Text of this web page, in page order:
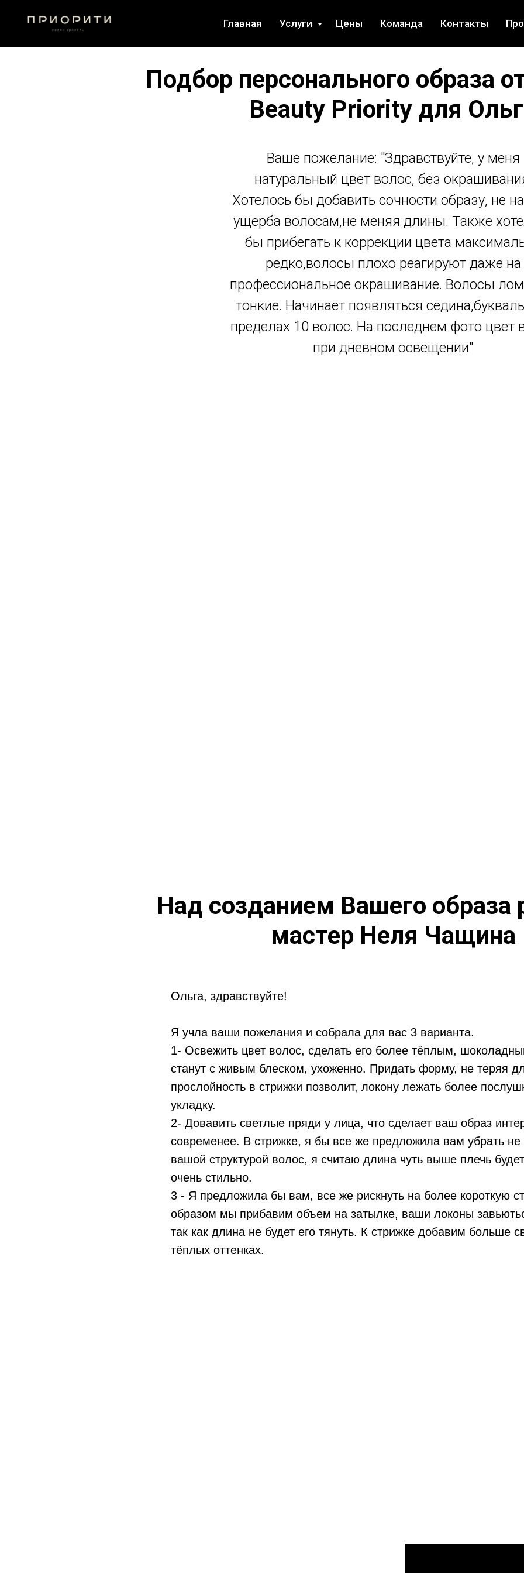
Главная Услуги Цены Команда Контакты
Подбор персонального образа
Beauty Priority для
Ваше пожелание: "Здравствуйте, у меня
натуральный цвет волос, без
Хотелось бы добавить сочности образу, не
ущерба волосам,не меняя длины. Также
бы прибегать к коррекции цвета
редко,волосы плохо реагируют даже на
профессиональное окрашивание. Волосы
тонкие. Начинает появляться
пределах 10 волос. На последнем фото цвет
при дневном освещении"
Над созданием Вашего образа
мастер Неля Чащина
Ольга, здравствуйте!
Я учла ваши пожелания и собрала для вас 3 варианта.
1- Освежить цвет волос, сделать его более тёплым,
станут с живым блеском, ухоженно. Придать форму, не теряя
прослойность в стрижки позволит, локону лежать более
укладку.
2- Довавить светлые пряди у лица, что сделает ваш образ
современее. В стрижке, я бы все же предложила вам убрать
вашой структурой волос, я считаю длина чуть выше плечь
очень стильно.
3 - Я предложила бы вам, все же рискнуть на более короткую
образом мы прибавим объем на затылке, ваши локоны
так как длина не будет его тянуть. К стрижке добавим больше
тёплых оттенках.